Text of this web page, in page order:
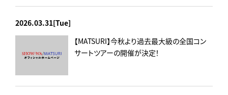
2026.03.31[Tue]
【MATSURI】今秋より過去最大級の全国コン
サートツアーの開催が決定！